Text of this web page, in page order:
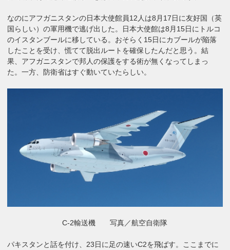
なのにアフガニスタンの日本大使館員12人は8月17日に友好国（英
国らしい）の軍用機で逃げ出した。日本大使館は8月15日にトルコ
のイスタンブールに移している。おそらく15日にカブールが陥落
したことを受け、慌てて脱出ルートを確保したんだと思う。結
果、アフガニスタンで邦人の保護をする術が無くなってしまっ
た。一方、防衛省はすぐ動いていたらしい。
C-2輸送機 写真／航空自衛隊
パキスタンと話を付け、23日に足の速いC2を飛ばす。ここまでに